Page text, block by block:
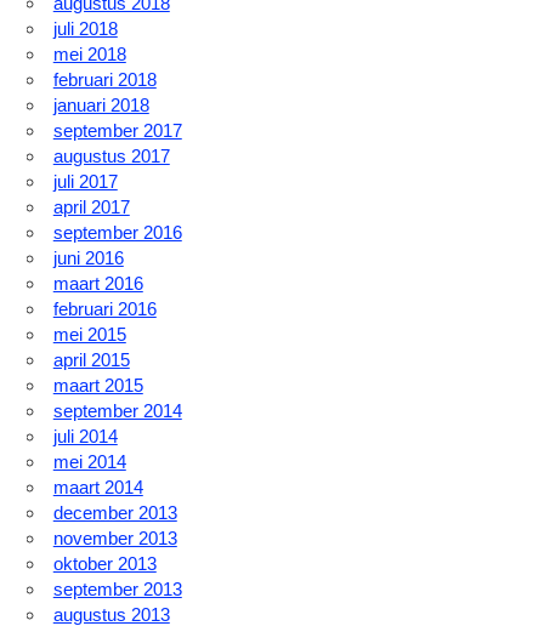
juli 2018
mei 2018
februari 2018
januari 2018
september 2017
augustus 2017
juli 2017
april 2017
september 2016
juni 2016
maart 2016
februari 2016
mei 2015
april 2015
maart 2015
september 2014
juli 2014
mei 2014
maart 2014
december 2013
november 2013
oktober 2013
september 2013
augustus 2013